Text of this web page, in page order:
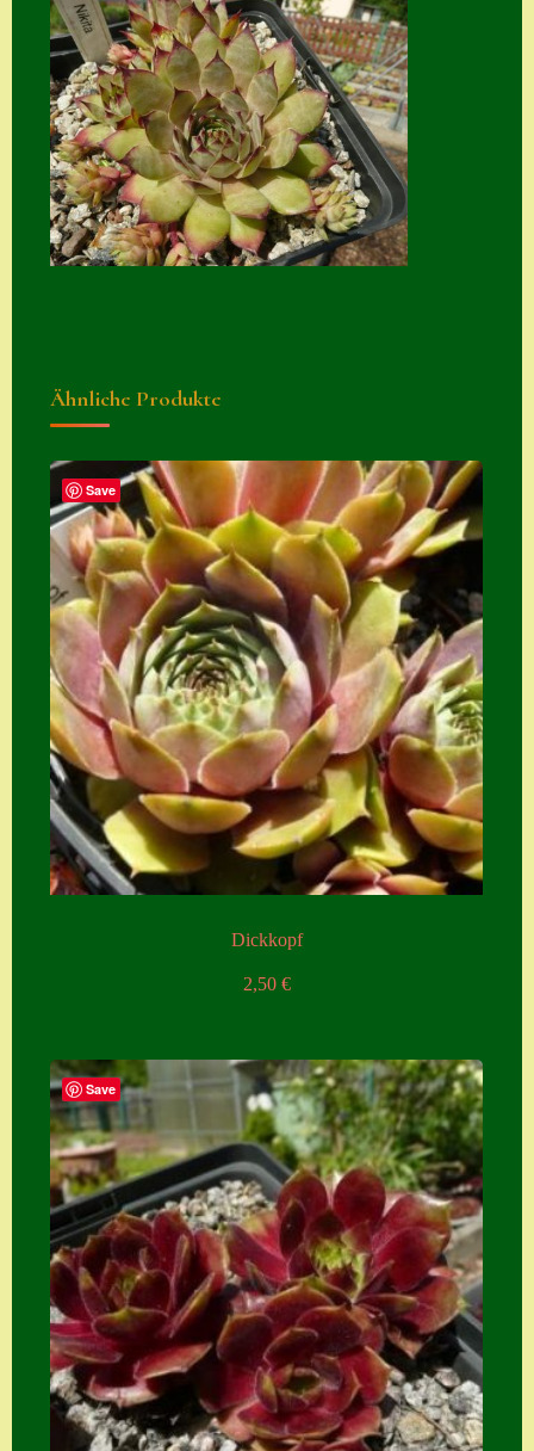
Versand
Versand von
Semps
Warenkorb
Warenkorb
Widerrufsbelehru
ng
Zubehör
Ähnliche Produkte
Save
Dickkopf
2,50 €
Save